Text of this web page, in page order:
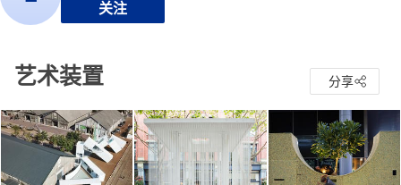
关注
艺术装置 分享